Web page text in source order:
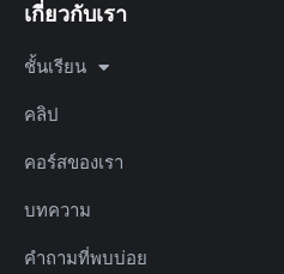
เกี่ยวกับเรา
ชั้นเรียน
คลิป
คอร์สของเรา
บทความ
คำถามที่พบบ่อย